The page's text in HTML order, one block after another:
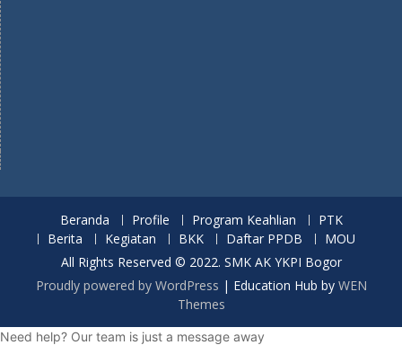
Beranda Profile Program Keahlian
PTK
Berita
Kegiatan BKK Daftar PPDB
MOU
All Rights Reserved © 2022. SMK AK YKPI Bogor
Proudly powered by WordPress | Education Hub by WEN
Themes
Need help? Our team is just a message away